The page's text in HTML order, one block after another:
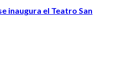
inaugura el Teatro San